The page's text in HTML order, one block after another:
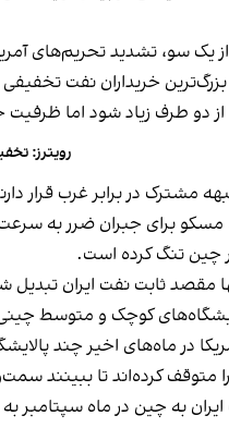
سو، تشدید تحریم‌های
خریداران نفت
دو طرف زیاد شود اما
رویترز:
مشترک در برابر غرب قرار
مسکو برای جبران ضرر به
چین تنگ کرده است.
مقصد ثابت نفت ایران
کوچک و متوسط
در ماه‌های اخیر چند
را متوقف کرده‌اند تا ببینند